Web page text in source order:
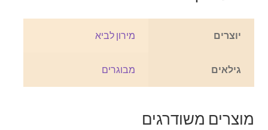
יוצרים מירון לביא
גילאים מבוגרים
מוצרים משודרגים